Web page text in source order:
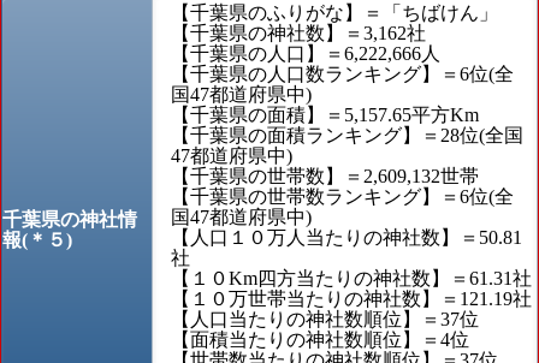
千葉県の神社情
報(＊５)
【千葉県のふりがな】＝「ちばけん」
【千葉県の神社数】＝3,162社
【千葉県の人口】＝6,222,666人
【千葉県の人口数ランキング】＝6位(全
国47都道府県中)
【千葉県の面積】＝5,157.65平方Km
【千葉県の面積ランキング】＝28位(全国
47都道府県中)
【千葉県の世帯数】＝2,609,132世帯
【千葉県の世帯数ランキング】＝6位(全
国47都道府県中)
【人口１０万人当たりの神社数】＝50.81
社
【１０Km四方当たりの神社数】＝61.31社
【１０万世帯当たりの神社数】＝121.19社
【人口当たりの神社数順位】＝37位
【面積当たりの神社数順位】＝4位